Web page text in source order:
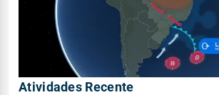
Atividades Recente